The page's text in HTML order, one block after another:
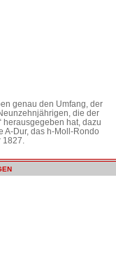
genau den Umfang, der
die der
herausgegeben hat, dazu
A-Dur, das h-Moll-Rondo